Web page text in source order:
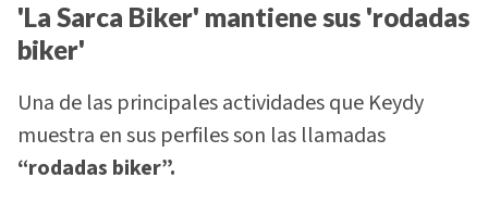
'La Sarca Biker' mantiene sus 'rodadas
biker'
Una de las principales actividades que Keydy
muestra en sus perfiles son las llamadas
“rodadas biker”.